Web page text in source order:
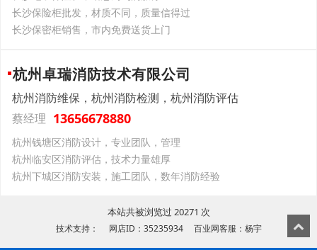
长沙保险柜批发，材质不同，质量信得过
长沙保密柜销售，市内免费送货上门
杭州卓瑞消防技术有限公司
杭州消防维保，杭州消防检测，杭州消防评估
蔡经理 13656678880
杭州钱塘区消防设计，专业团队，管理
杭州临安区消防评估，技术力量雄厚
杭州下城区消防安装，施工团队，数年消防经验
本站共被浏览过 20271 次
技术支持： 网店ID：35235934 百业网客服：杨宇